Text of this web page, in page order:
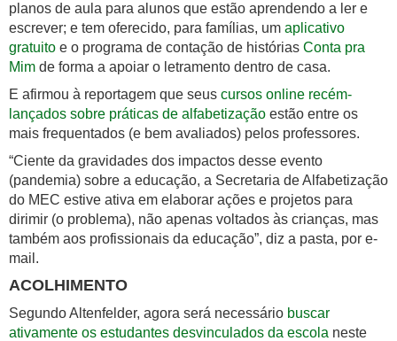
planos de aula para alunos que estão aprendendo a ler e
escrever; e tem oferecido, para famílias, um aplicativo
gratuito e o programa de contação de histórias Conta pra
Mim de forma a apoiar o letramento dentro de casa.
E afirmou à reportagem que seus cursos online recém-
lançados sobre práticas de alfabetização estão entre os
mais frequentados (e bem avaliados) pelos professores.
“Ciente da gravidades dos impactos desse evento
(pandemia) sobre a educação, a Secretaria de Alfabetização
do MEC estive ativa em elaborar ações e projetos para
dirimir (o problema), não apenas voltados às crianças, mas
também aos profissionais da educação”, diz a pasta, por e-
mail.
ACOLHIMENTO
Segundo Altenfelder, agora será necessário buscar
ativamente os estudantes desvinculados da escola neste